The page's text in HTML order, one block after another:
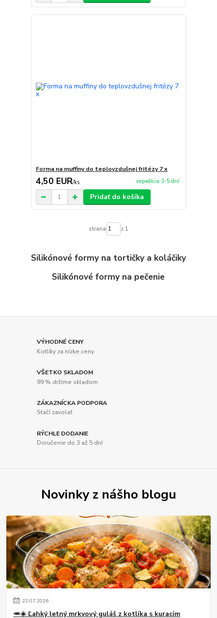
Forma na muffiny do teplovzdušnej fritézy 7 x
4,50 EUR/ks expedícia 3-5 dní
Pridať do košíka
strana z 1
Silikónové formy na tortičky a koláčiky
Silikónové formy na pečenie
VÝHODNÉ CENY
Kotlíky za nízke ceny
VŠETKO SKLADOM
99 % držíme skladom
ZÁKAZNÍCKA PODPORA
Stačí zavolať
RÝCHLE DODANIE
Doručenie do 3 až 5 dní
Novinky z nášho blogu
22.07.2026
🥕☀️ Ľahký letný mrkvový guláš z kotlíka s kuracím